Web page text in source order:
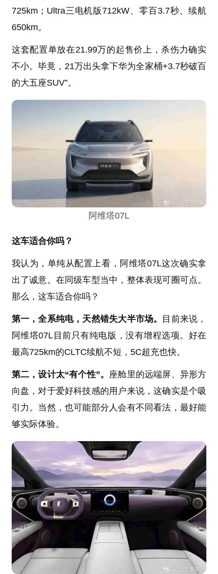
725km；Ultra三电机版712kW、零百3.7秒、续航
650km。
这套配置单放在21.99万的起售价上，杀伤力确实
不小。毕竟，21万出头拿下华为全家桶+3.7秒破百
的大五座SUV”。
阿维塔07L
这车适合你吗？
我认为，单纯从配置上看，阿维塔07L这次确实拿
出了诚意。在同级车型当中，整体表现可圈可点。
那么，这车适合你吗？
第一，全系纯电，天然错失大半市场。
目前来说，
阿维塔07L目前只有纯电版，没有增程选项。好在
最高725km的CLTC续航不短，5C超充也快。
第二，设计太“有个性”。 座舱里的远端屏、异形方
向盘，对于爱好科技感的用户来说，这确实是个吸
引力。当然，也可能部分人会有不同看法，最好能
够实际体验。